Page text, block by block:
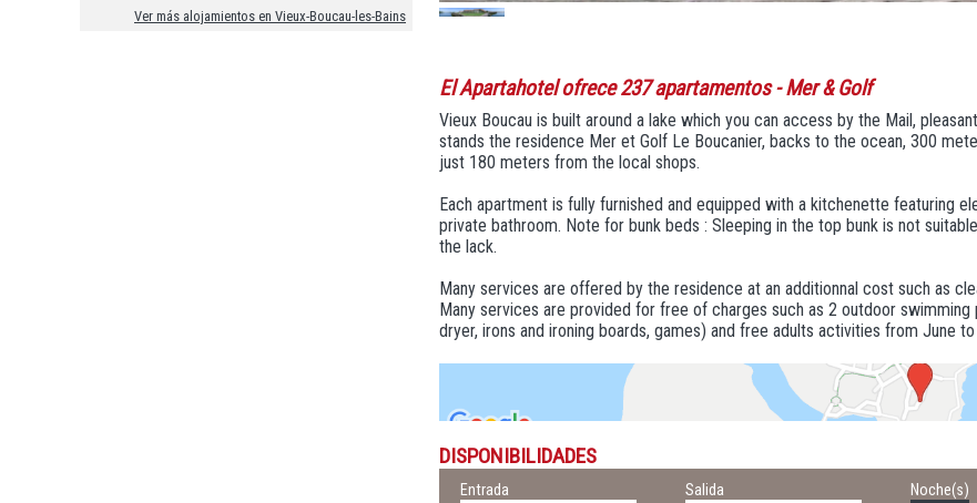
Ver más alojamientos en Vieux-Boucau-les-Bains
El Apartahotel ofrece 237 apartamentos- Mer & Golf
Vieux Boucau is built around a lake which you can access by the Mail,
stands the residence Mer et Golf Le Boucanier, backs to the ocean, 300
just 180 meters from the local shops.
Each apartment is fully furnished and equipped with a kitchenette featuring
private bathroom. Note for bunk beds : Sleeping in the top bunk is not
the lack.
Many services are offered by the residence at an additionnal cost such as
Many services are provided for free of charges such as 2 outdoor swimming
dryer, irons and ironing boards, games) and free adults activities from June
DISPONIBILIDADES
Entrada Salida Noche(s)